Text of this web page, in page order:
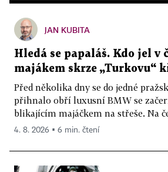
JAN KUBITA
Hledá se papaláš. Kdo jel v
majákem skrze „Turkovu“
Před několika dny se do jedné
přihnalo obří luxusní BMW se
blikajícím majáčkem na střeše. Na
4. 8. 2026 ▪ 6 min. čtení